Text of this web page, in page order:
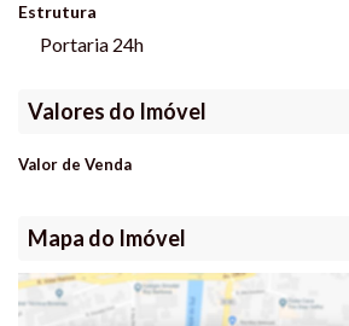
Estrutura
Portaria 24h
Valores do Imóvel
Valor de Venda
Mapa do Imóvel